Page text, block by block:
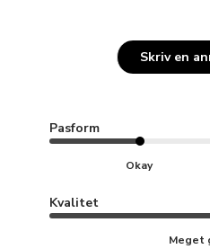
Skriv en
Pasform
Okay
Kvalitet
Meget